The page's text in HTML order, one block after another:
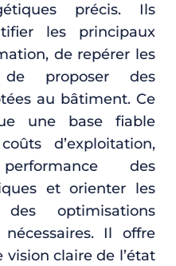
précis. Ils
les principaux
de repérer les
proposer des
au bâtiment. Ce
une base fiable
d’exploitation,
des
et orienter les
optimisations
Il offre
claire de l’état